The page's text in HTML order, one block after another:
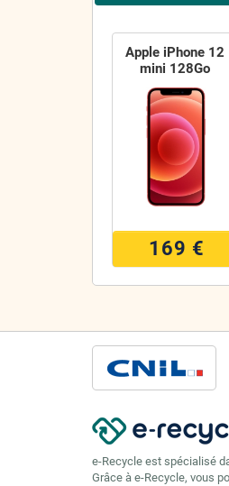
Apple iPhone 12
mini 128Go
169 €
e-Recycle est spécialisé
Grâce à e-Recycle, vous